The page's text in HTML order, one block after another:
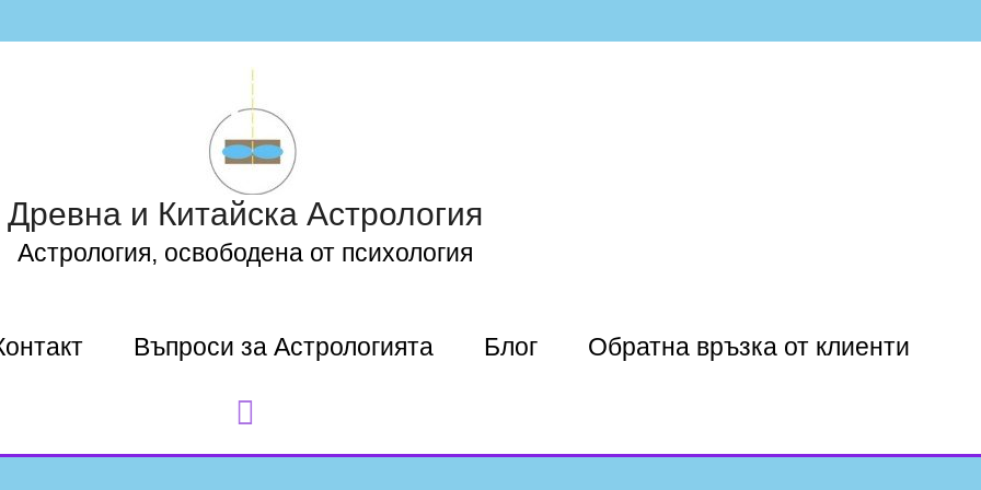
Древна и Китайска Астрология
Астрология, освободена от психология
Въпроси за Астрологията Блог Обратна връзка от клиенти
Search